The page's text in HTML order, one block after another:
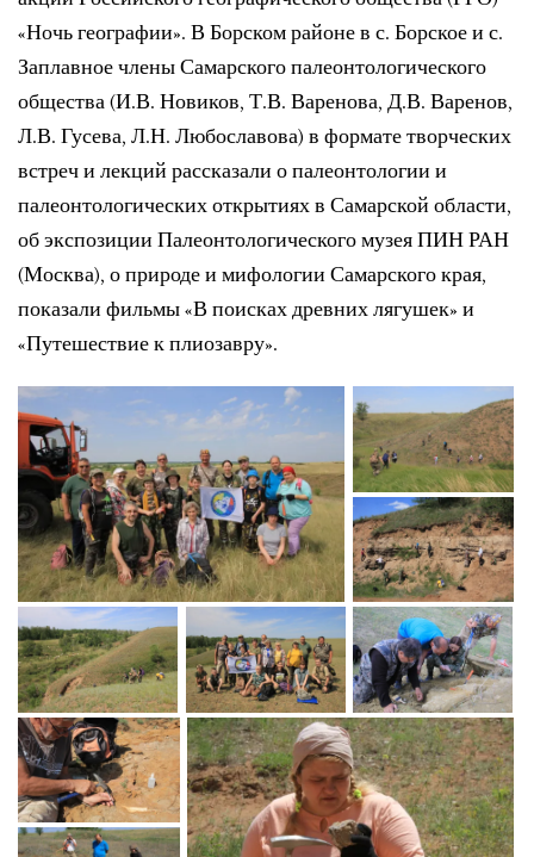
«Ночь географии». В Борском районе в с. Борское и с.
Заплавное члены Самарского палеонтологического
общества (И.В. Новиков, Т.В. Варенова, Д.В. Варенов,
Л.В. Гусева, Л.Н. Любославова) в формате творческих
встреч и лекций рассказали о палеонтологии и
палеонтологических открытиях в Самарской области,
об экспозиции Палеонтологического музея ПИН РАН
(Москва), о природе и мифологии Самарского края,
показали фильмы «В поисках древних лягушек» и
«Путешествие к плиозавру».